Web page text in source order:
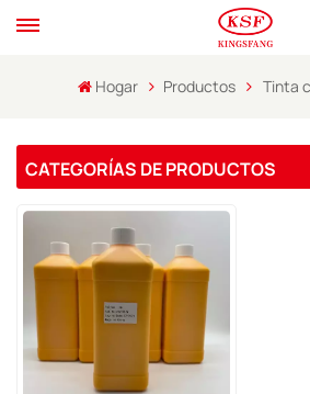
Hogar Productos Tinta
CATEGORÍAS DE PRODUCTOS